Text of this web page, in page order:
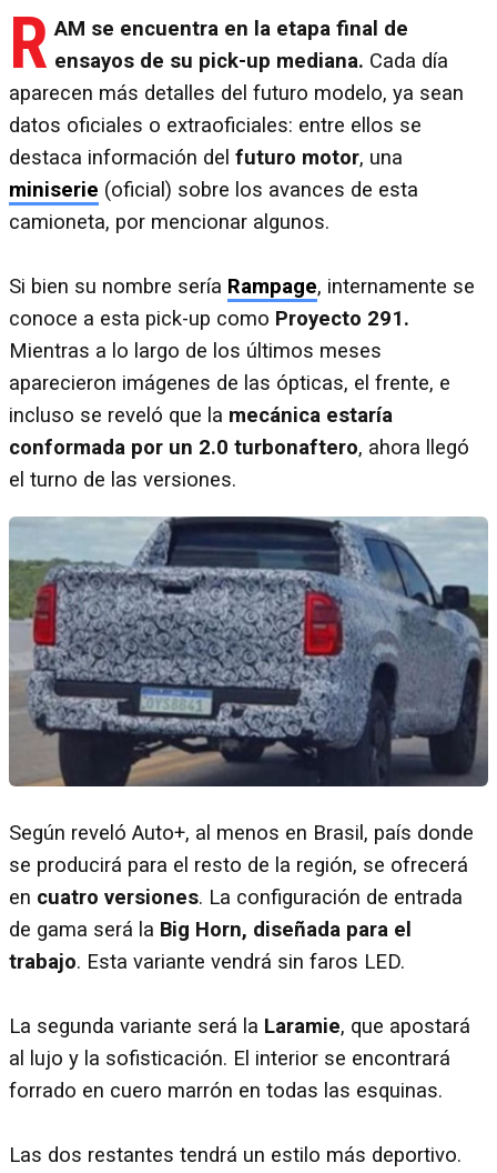
R AM se encuentra en la etapa final de
ensayos de su pick-up mediana. Cada día
aparecen más detalles del futuro modelo, ya sean
datos oficiales o extraoficiales: entre ellos se
destaca información del futuro motor, una
miniserie (oficial) sobre los avances de esta
camioneta, por mencionar algunos.
Si bien su nombre sería Rampage, internamente se
conoce a esta pick-up como Proyecto 291.
Mientras a lo largo de los últimos meses
aparecieron imágenes de las ópticas, el frente, e
incluso se reveló que la mecánica estaría
conformada por un 2.0 turbonaftero, ahora llegó
el turno de las versiones.
Según reveló Auto+, al menos en Brasil, país donde
se producirá para el resto de la región, se ofrecerá
en cuatro versiones. La configuración de entrada
de gama será la Big Horn, diseñada para el
trabajo. Esta variante vendrá sin faros LED.
La segunda variante será la Laramie, que apostará
al lujo y la sofisticación. El interior se encontrará
forrado en cuero marrón en todas las esquinas.
Las dos restantes tendrá un estilo más deportivo.